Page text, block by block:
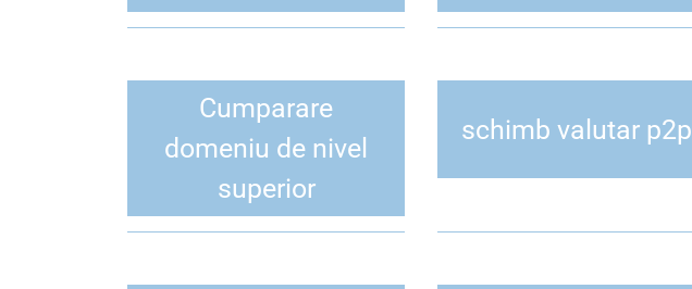
Cumparare
domeniu de nivel
superior
schimb valutar p2p